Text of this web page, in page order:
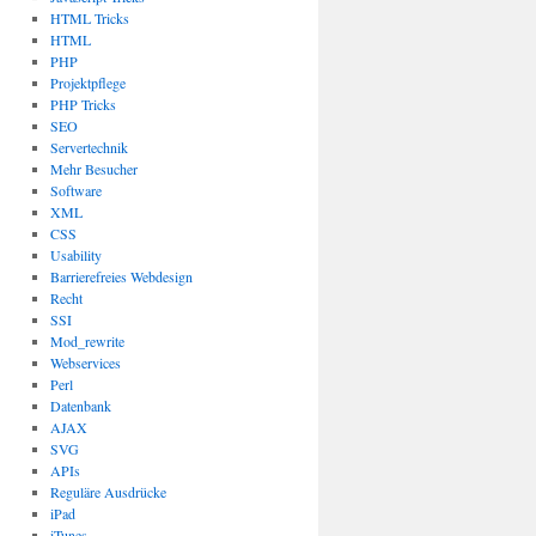
HTML Tricks
HTML
PHP
Projektpflege
PHP Tricks
SEO
Servertechnik
Mehr Besucher
Software
XML
CSS
Usability
Barrierefreies Webdesign
Recht
SSI
Mod_rewrite
Webservices
Perl
Datenbank
AJAX
SVG
APIs
Reguläre Ausdrücke
iPad